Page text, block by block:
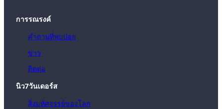
การรณรงค์
คำถามที่พบบ่อย
ข่าว
ติดต่อ
นิว7วันเดอร์ส
สิ่งมหัศจรรย์ของโลก